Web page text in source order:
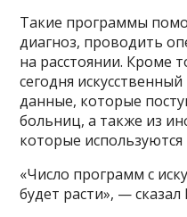
Такие программы
диагноз, проводить
на расстоянии. Кроме
сегодня
данные, которые
больниц, а также из
которые
«Число программ с
будет расти», —